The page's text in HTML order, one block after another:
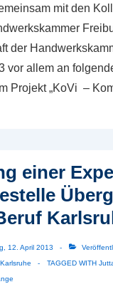
mit den
der
vor allem an
Projekt „KoVi –
einer
12. April 2013
TAGGED WITH